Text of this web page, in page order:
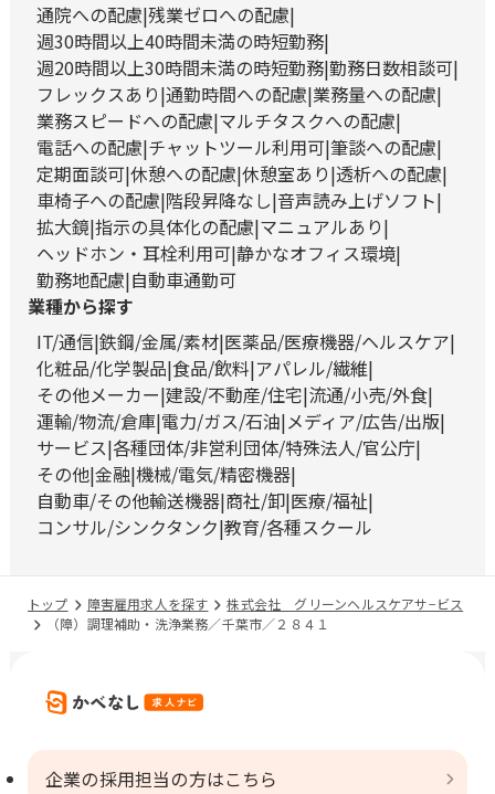
通院への配慮 残業ゼロへの配慮
週30時間以上40時間未満の時短勤務
週20時間以上30時間未満の時短勤務 勤務日数相談可
フレックスあり 通勤時間への配慮 業務量への配慮
業務スピードへの配慮 マルチタスクへの配慮
電話への配慮 チャットツール利用可 筆談への配慮
定期面談可 休憩への配慮 休憩室あり 透析への配慮
車椅子への配慮 階段昇降なし 音声読み上げソフト
拡大鏡 指示の具体化の配慮 マニュアルあり
ヘッドホン・耳栓利用可 静かなオフィス環境
勤務地配慮 自動車通勤可
業種から探す
IT/通信 鉄鋼/金属/素材 医薬品/医療機器/ヘルスケア
化粧品/化学製品 食品/飲料 アパレル/繊維
その他メーカー 建設/不動産/住宅 流通/小売/外食
運輸/物流/倉庫 電力/ガス/石油 メディア/広告/出版
サービス 各種団体/非営利団体/特殊法人/官公庁
その他 金融 機械/電気/精密機器
自動車/その他輸送機器 商社/卸 医療/福祉
コンサル/シンクタンク 教育/各種スクール
トップ 障害雇用求人を探す
株式会社 グリーンヘルスケアサ−ビス
（障）調理補助・洗浄業務／千葉市／２８４１
企業の採用担当の方はこちら